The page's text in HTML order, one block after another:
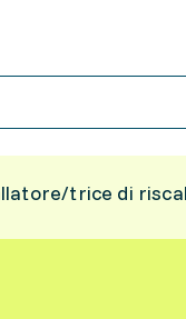
trice di